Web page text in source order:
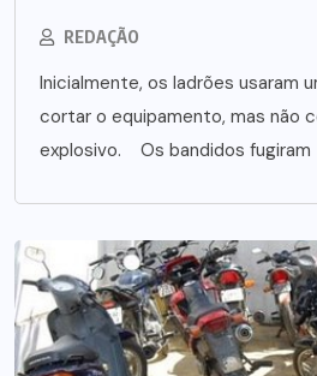
REDAÇÃO
Inicialmente, os ladrões usaram
cortar o equipamento, mas não
explosivo. Os bandidos fugiram